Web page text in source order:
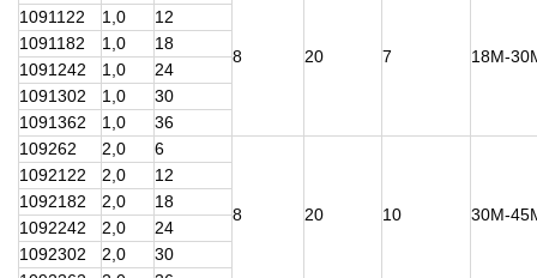
8 20 7 18М-
1091122 1,0
12
1091182
1,0
18
1091242
1,0
24
1091302
1,0
30
1091362
1,0
36
109262
2,0 6
8 20 10 30М-
1092122 2,0
12
1092182
2,0
18
1092242
2,0
24
1092302
2,0
30